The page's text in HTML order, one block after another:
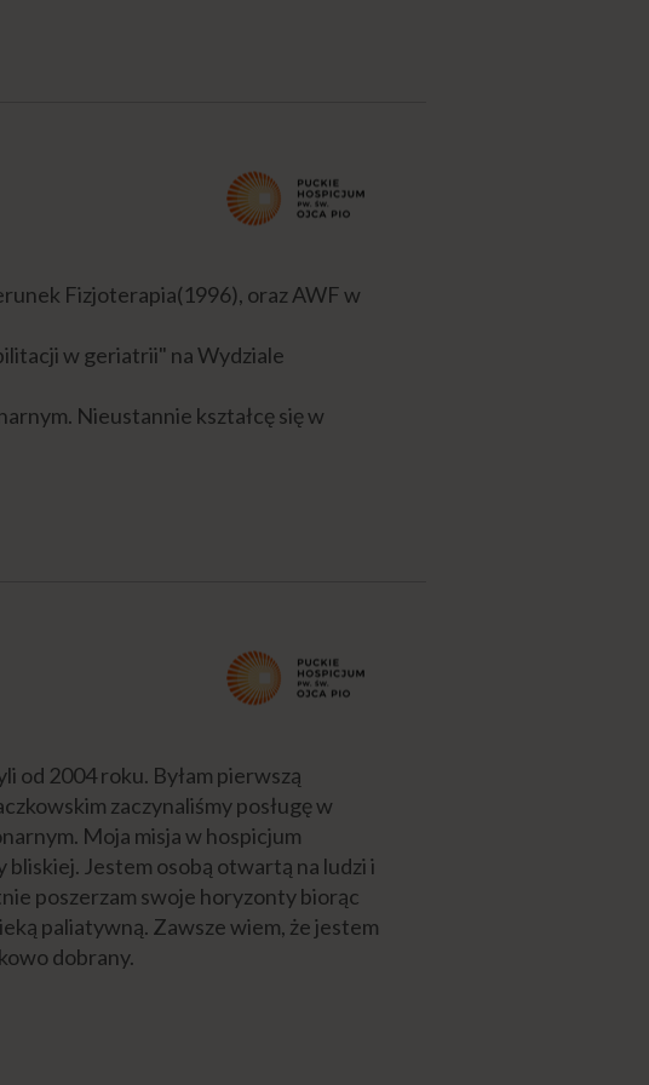
Fizjoterapia(1996), oraz AWF w
w geriatrii" na Wydziale
Nieustannie kształcę się w
od 2004 roku. Byłam pierwszą
zaczynaliśmy posługę w
Moja misja w hospicjum
Jestem osobą otwartą na ludzi i
poszerzam swoje horyzonty biorąc
paliatywną. Zawsze wiem, że jestem
dobrany.